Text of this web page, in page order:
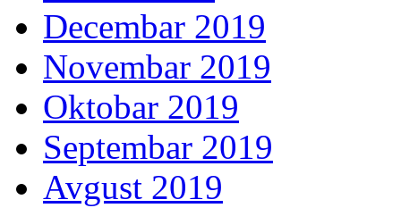
Decembar 2019
Novembar 2019
Oktobar 2019
Septembar 2019
Avgust 2019